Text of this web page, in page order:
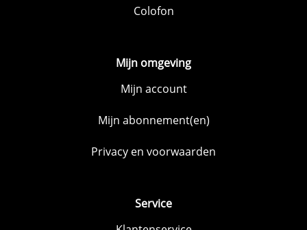
Colofon
Mijn omgeving
Mijn account
Mijn abonnement(en)
Privacy en voorwaarden
Service